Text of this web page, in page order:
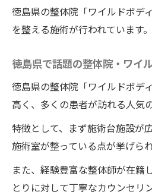
徳島県の整体院「ワイルドボデ
を整える施術が行われています。
徳島県で話題の整体院・ワイ
徳島県の整体院「ワイルドボデ
高く、多くの患者が訪れる人気
特徴として、まず施術台施設が
施術室が整っている点が挙げられ
また、経験豊富な整体師が在籍
とりに対して丁寧なカウンセリ